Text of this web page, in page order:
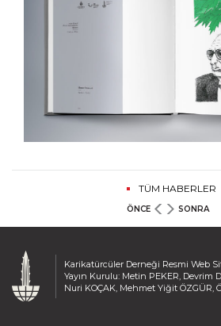
TÜM HABERLER
ÖNCE SONRA
Karikatürcüler Derneği Resmi Web
Yayın Kurulu: Metin PEKER, Devrim
Nuri KOÇAK, Mehmet Yiğit ÖZGÜR,